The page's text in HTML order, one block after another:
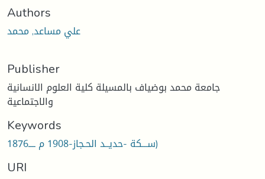
Authors
علي مساعد, محمد
Publisher
جامعة محمد بوضياف بالمسيلة كلية العلوم الانسانية
والاجتماعية
Keywords
ســـكة -حديــد الحـجاز-1908 م ــــ1876)
URI